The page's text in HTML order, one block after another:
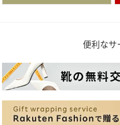
便利なサ